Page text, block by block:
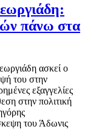
πάνω στα
ασκεί ο
του στην
εξαγγελίες
στην πολιτική
του Άδωνις